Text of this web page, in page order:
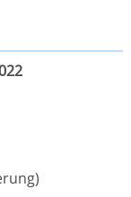
Pigmente,
oder
Granulate
für z. B.
und
und
von